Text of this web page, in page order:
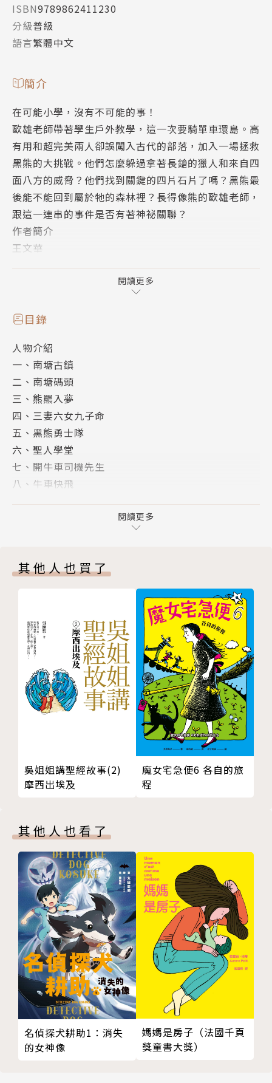
ISBN9789862411230
分級普級
語言繁體中文
簡介
在可能小學，沒有不可能的事！
歐雄老師帶著學生戶外教學，這一次要騎單車環島。高
有用和超完美兩人卻誤闖入古代的部落，加入一場拯救
黑熊的大挑戰。他們怎麼躲過拿著長鎗的獵人和來自四
面八方的威脅？他們找到關鍵的四片石片了嗎？黑熊最
後能不能回到屬於牠的森林裡？長得像熊的歐雄老師，
跟這一連串的事件是否有著神祕關聯？
作者簡介
王文華
他很忙，忙著讓腦袋瓜裡的故事飛出來，也要忙著管他
那班淘氣的學生。他寫的故事，大野狼也愛看，半夜還
跑來向他要故事，準備回家講給小狼聽，當做床邊故
他寫好多好多的書、好多好多故事。喜歡去麥當勞看小
朋友幸福的吃東西、玩遊戲，那時，他特別有靈感，當
然，這也害他漸漸變成小胖子。噓，不能笑，不然，他
會寫不出故事來喔！
曾獲牧笛兒童文學獎等獎項。出版的作品有：【可能小
學的歷史任務】系列（4冊）、《歡迎光臨海愛牛》、
《美夢銀行》、《淘氣小狐仙》、《豬兒當自強》、
《泡妞特攻隊》、《我的家人我的家》、《草魚潭的孩
子》、《我的老師虎姑婆》、《ㄒㄧㄚ、老師的祕密武
沉浸在圖畫書創作及插畫領域多年，圖像語言生動豐
富，創造許多逗趣角色，是一位總是為孩子帶來歡樂的
曾獲金鼎獎、小太陽獎、中華兒童文學獎、中國時報
「開卷」年度最佳童書、聯合報「讀書人」年度最佳童
書、『好書大家讀』年度最佳童書等。
作品：【看漫畫FUN英文】系列（3冊）、《歡迎光臨
海愛牛》、《我和我家附近的野狗們》、《我變成一隻
噴火龍了！》、《現在，你知道我是誰了嗎？》、《早
起的一天》、《十二生肖的故事》、《帕拉帕拉山的妖
怪》、《慌張先生》、等。目前已售出繪本版權：美、
閱讀更多
目錄
人物介紹
一、南塘古鎮
二、南塘碼頭
三、熊羆入夢
四、三妻六女九子命
五、黑熊勇士隊
六、聖人學堂
七、開牛車司機先生
八、牛車快飛
絕對可能任務
任務3：愛動物迷宮
任務4：好野味沒野味！
任務5：找隻河馬當麻吉
作者的話 海上有仙山？
推薦文 愛地球任務，出發！
推薦文 帶孩子翱翔在可能的想像王國
推薦文 創造自己的「野」可能
閱讀更多
其他人也買了
吳姐姐講聖經故事(2)
摩西出埃及
魔女宅急便6 各自的旅
程
其他人也看了
名偵探犬耕助1：消失
的女神像
媽媽是房子（法國千頁
獎童書大獎）